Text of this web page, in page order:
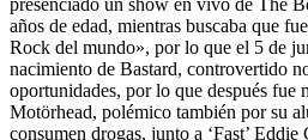
años de edad, mientras buscaba que
Rock del mundo», por lo que el 5 de
nacimiento de Bastard, controvertido
oportunidades, por lo que después fue
Motörhead, polémico también por su
consumen drogas, junto a ‘Fast’